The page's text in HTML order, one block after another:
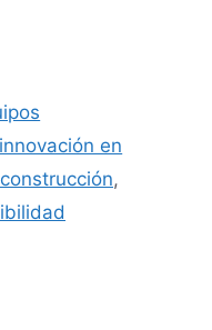
innovación en
,